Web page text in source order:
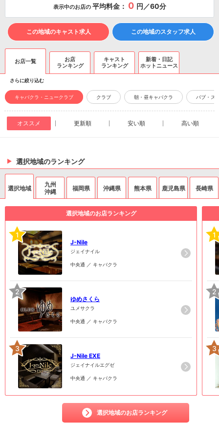
表示中のお店の 平均料金： 0 円／60分
この地域のキャスト求人 この地域のスタッフ求人
お店一覧
お店
ランキング
キャスト
ランキング
新着・日記
ホットニュース
さらに絞り込む
キャバクラ・ニュークラブ クラブ 朝・昼キャバクラ パブ・ス
オススメ 更新順 安い順 高い順
選択地域のランキング
選択地域
九州
沖縄
福岡県 沖縄県 熊本県 鹿児島県 長崎県
選択地域のお店ランキング
1
J-Nile
ジェイナイル
中央通 ／ キャバクラ
2
ゆめさくら
ユメサクラ
中央通 ／ キャバクラ
3
J-Nile EXE
ジェイナイルエグゼ
中央通 ／ キャバクラ
選択地域のお店ランキング
1
2
3